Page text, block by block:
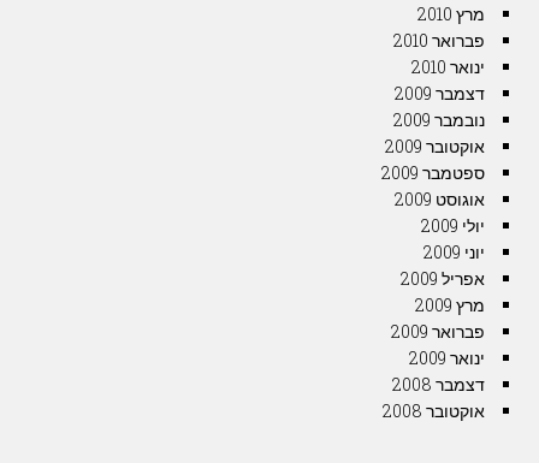
מרץ 2010
פברואר 2010
ינואר 2010
דצמבר 2009
נובמבר 2009
אוקטובר 2009
ספטמבר 2009
אוגוסט 2009
יולי 2009
יוני 2009
אפריל 2009
מרץ 2009
פברואר 2009
ינואר 2009
דצמבר 2008
אוקטובר 2008